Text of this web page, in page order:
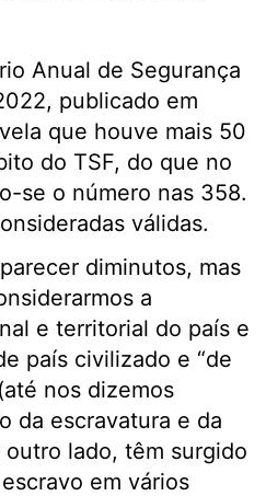
Anual de Segurança
publicado em
que houve mais 50
do TSF, do que no
se o número nas 358.
válidas.
diminutos, mas
a
e territorial do país e
país civilizado e “de
nos dizemos
da escravatura e da
lado, têm surgido
em vários